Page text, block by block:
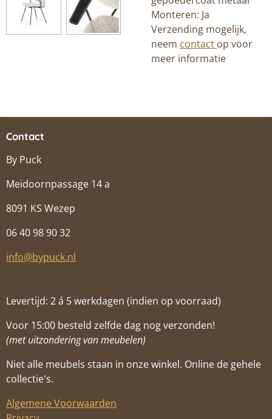
Monteren: Ja
Verzending mogelijk,
neem contact op voor
meer informatie
Contact
By Puck
Meidoornpassage 14 a
8091 KS Wezep
06 40 98 90 32
info@bypuck.nl
Levertijd: 2 á 5 werkdagen (indien op voorraad)
Voor 15:00 besteld zelfde dag nog verzonden!
(met uitzondering van meubelen)
Niet alle meubels staan in onze winkel. Online de gehele
collectie's.
Algemene Voorwaarden